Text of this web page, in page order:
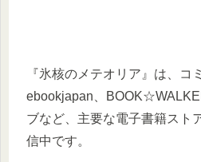
『氷核のメテオリア』は、コ
ebookjapan、
ブなど、主要な電子書籍スト
信中です。